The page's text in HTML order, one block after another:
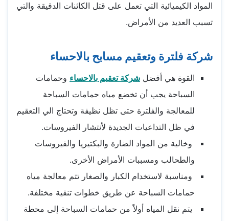
المواد الكيميائية التي تعمل على قتل الكائنات الدقيقة والتي
تسبب العديد من الأمراض.
شركة فلترة وتعقيم مسابح بالاحساء
القوة هي أفضل شركة تعقيم بالاحساء وحمامات
السباحة يجب أن تخضع مياه حمامات السباحة
للمعالجة والفلترة حتى تظل نظيفة وتحتاج الي التعقيم
في ظل التداعيات الجديدة لأنتشار الفيروسات.
وخالية من المواد الضارة والبكتيريا والفيروسات
والطحالب ومسببات الأمراض الأخرى.
ومناسبة لاستخدام الكبار والصغار تتم معالجة مياه
حمامات السباحة عن طريق خطوات تنقية مختلفة.
يتم نقل المياه أولاً من حمامات السباحة إلى محطة